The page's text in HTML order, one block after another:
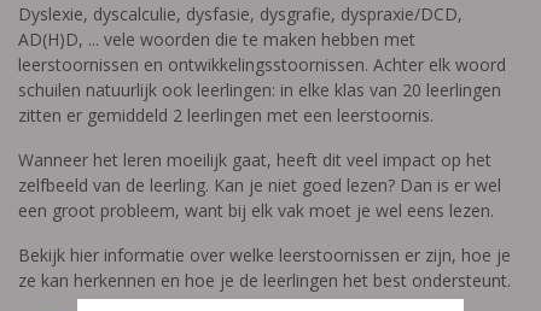
Dyslexie, dyscalculie, dysfasie, dysgrafie, dyspraxie/DCD,
AD(H)D, ... vele woorden die te maken hebben met
leerstoornissen en ontwikkelingsstoornissen. Achter elk woord
schuilen natuurlijk ook leerlingen: in elke klas van 20 leerlingen
zitten er gemiddeld 2 leerlingen met een leerstoornis.
Wanneer het leren moeilijk gaat, heeft dit veel impact op het
zelfbeeld van de leerling. Kan je niet goed lezen? Dan is er wel
een groot probleem, want bij elk vak moet je wel eens lezen.
Bekijk hier informatie over welke leerstoornissen er zijn, hoe je
ze kan herkennen en hoe je de leerlingen het best ondersteunt.